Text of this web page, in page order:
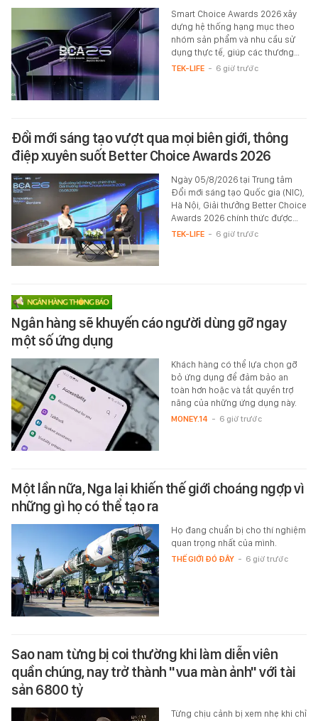
Smart Choice Awards 2026 xây
dựng hệ thống hạng mục theo
nhóm sản phẩm và nhu cầu sử
dụng thực tế, giúp các thương…
TEK-LIFE - 6 giờ trước
Đổi mới sáng tạo vượt qua mọi biên giới, thông
điệp xuyên suốt Better Choice Awards 2026
Ngày 05/8/2026 tại Trung tâm
Đổi mới sáng tạo Quốc gia (NIC),
Hà Nội, Giải thưởng Better Choice
Awards 2026 chính thức được…
TEK-LIFE - 6 giờ trước
Ngân hàng sẽ khuyến cáo người dùng gỡ ngay
một số ứng dụng
Khách hàng có thể lựa chọn gỡ
bỏ ứng dụng để đảm bảo an
toàn hơn hoặc và tắt quyền trợ
năng của những ứng dụng này.
MONEY.14 - 6 giờ trước
Một lần nữa, Nga lại khiến thế giới choáng ngợp vì
những gì họ có thể tạo ra
Họ đang chuẩn bị cho thí nghiệm
quan trọng nhất của mình.
THẾ GIỚI ĐÓ ĐÂY - 6 giờ trước
Sao nam từng bị coi thường khi làm diễn viên
quần chúng, nay trở thành "vua màn ảnh" với tài
sản 6800 tỷ
Từng chịu cảnh bị xem nhẹ khi chỉ